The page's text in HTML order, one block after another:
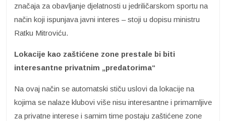
značaja za obavljanje djelatnosti u jedriličarskom sportu na
način koji ispunjava javni interes – stoji u dopisu ministru
Ratku Mitroviću.
Lokacije kao zaštićene zone prestale bi biti
interesantne privatnim „predatorima“
Na ovaj način se automatski stiču uslovi da lokacije na
kojima se nalaze klubovi više nisu interesantne i primamljive
za privatne interese i samim time postaju zaštićene zone